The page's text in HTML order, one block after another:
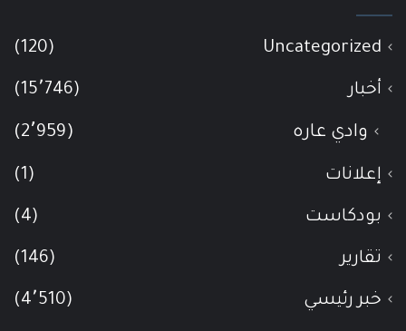
Uncategorized
(120)
أخبار (15٬746)
وادي عاره (2٬959)
إعلانات (1)
بودكاست (4)
تقارير (146)
خبر رئيسي (4٬510)